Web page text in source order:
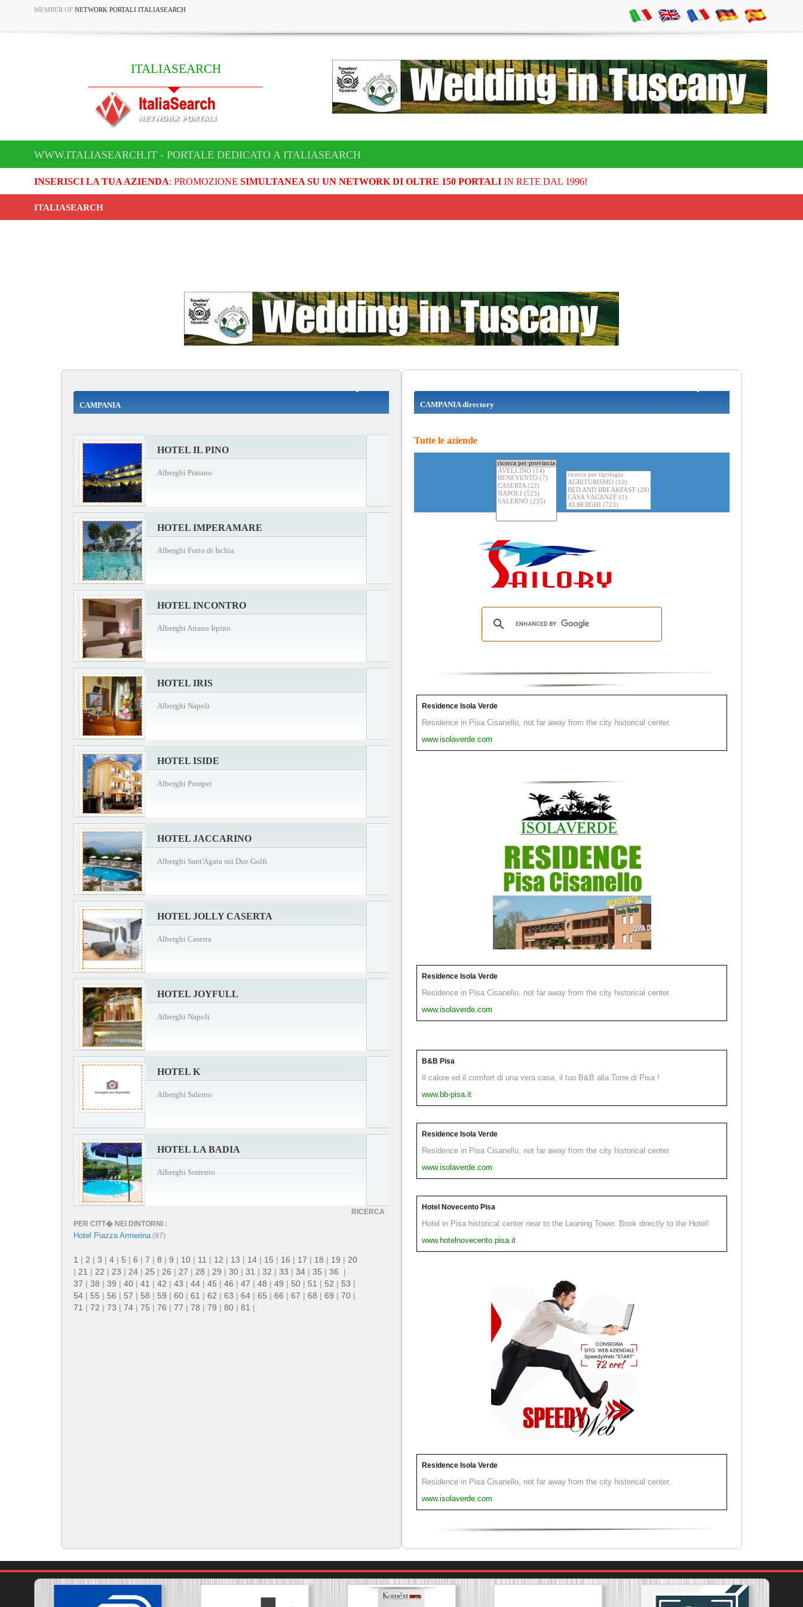
MEMBER OF NETWORK PORTALI ITALIASEARCH
ITALIASEARCH
WWW.ITALIASEARCH.IT - PORTALE DEDICATO A ITALIASEARCH
INSERISCI LA TUA AZIENDA: PROMOZIONE SIMULTANEA SU UN NETWORK DI OLTRE 150 PORTALIIN RETE DAL 1996!
ITALIASEARCH
CAMPANIA
HOTEL IL PINO
Alberghi Praiano
HOTEL IMPERAMARE
Alberghi Forio di Ischia
HOTEL INCONTRO
Alberghi Ariano Irpino
HOTEL IRIS
Alberghi Napoli
HOTEL ISIDE
Alberghi Pompei
HOTEL JACCARINO
Alberghi Sant'Agata sui Due Golfi
HOTEL JOLLY CASERTA
Alberghi Caserta
HOTEL JOYFULL
Alberghi Napoli
HOTEL K
Alberghi Salerno
HOTEL LA BADIA
Alberghi Sorrento
RICERCA
PER CITT� NEI DINTORNI :
Hotel Piazza Armerina(97)
1 | 2 | 3 | 4 | 5 | 6 | 7 | 8 | 9 | 10 | 11 | 12 | 13 | 14 | 15 | 16 | 17 | 18 | 19 | 20
| 21 | 22 | 23 | 24 | 25 | 26 | 27 | 28 | 29 | 30 | 31 | 32 | 33 | 34 | 35 | 36 |
37 | 38 | 39 | 40 | 41 | 42 | 43 | 44 | 45 | 46 | 47 | 48 | 49 | 50 | 51 | 52 | 53 |
54 | 55 | 56 | 57 | 58 | 59 | 60 | 61 | 62 | 63 | 64 | 65 | 66 | 67 | 68 | 69 | 70 |
71 | 72 | 73 | 74 | 75 | 76 | 77 | 78 | 79 | 80 | 81 |
CAMPANIA directory
Tutte le aziende
Residence Isola Verde
Residence in Pisa Cisanello, not far away from the city historical center.
www.isolaverde.com
Residence Isola Verde
Residence in Pisa Cisanello, not far away from the city historical center.
www.isolaverde.com
B&B Pisa
Il calore ed il comfort di una vera casa, il tuo B&B alla Torre di Pisa !
www.bb-pisa.it
Residence Isola Verde
Residence in Pisa Cisanello, not far away from the city historical center.
www.isolaverde.com
Hotel Novecento Pisa
Hotel in Pisa historical center near to the Leaning Tower. Book directly to the Hotel!
www.hotelnovecento.pisa.it
Residence Isola Verde
Residence in Pisa Cisanello, not far away from the city historical center.
www.isolaverde.com